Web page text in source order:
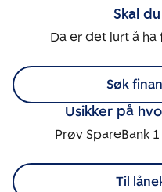
Skal
Da er det lurt å
Søk
Usikker på
Prøv SpareBank
Til